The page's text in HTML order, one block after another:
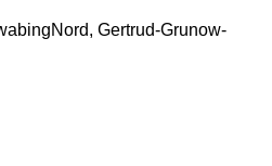
Gertrud-Grunow-